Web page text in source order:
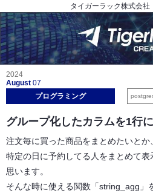
タイガーラック株式会
2024
August 07
プログラミング
グループ化したカラムを1行
注文毎に買った商品をまとめたいとか、
特定の日に予約してる人をまとめて
思います。
そんな時に使える関数「string_agg」